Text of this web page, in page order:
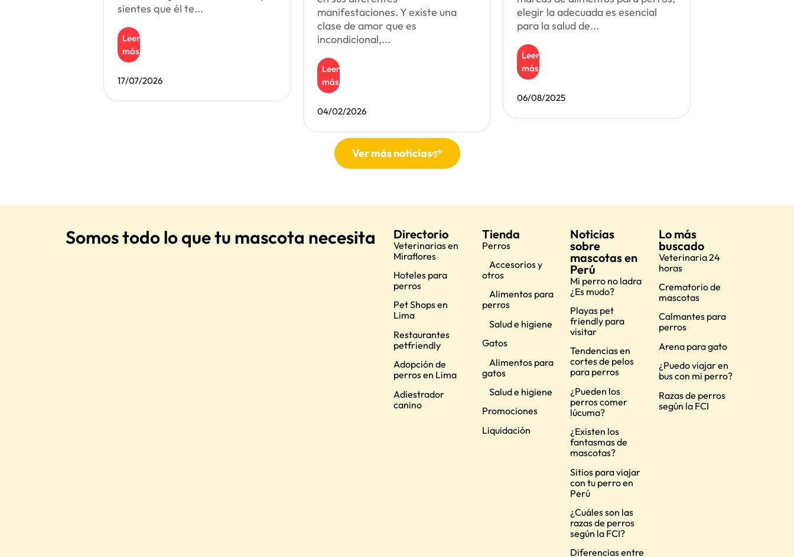
sientes que él te...
Leer
más
17/07/2026
manifestaciones. Y existe una
clase de amor que es
incondicional,...
Leer
más
04/02/2026
elegir la adecuada es esencial
para la salud de...
Leer
más
06/08/2025
Ver más noticias
Somos todo lo que tu mascota necesita Directorio
Veterinarias en
Miraflores
Hoteles para
perros
Pet Shops en
Lima
Restaurantes
petfriendly
Adopción de
perros en Lima
Adiestrador
canino
Tienda
Perros
Accesorios y
otros
Alimentos para
perros
Salud e higiene
Gatos
Alimentos para
gatos
Salud e higiene
Promociones
Liquidación
Noticias
sobre
mascotas en
Perú
Mi perro no ladra
¿Es mudo?
Playas pet
friendly para
visitar
Tendencias en
cortes de pelos
para perros
¿Pueden los
perros comer
lúcuma?
¿Existen los
fantasmas de
mascotas?
Sitios para viajar
con tu perro en
Perú
¿Cuáles son las
razas de perros
según la FCI?
Diferencias entre
Lo más
buscado
Veterinaria 24
horas
Crematorio de
mascotas
Calmantes para
perros
Arena para gato
¿Puedo viajar en
bus con mi perro?
Razas de perros
según la FCI